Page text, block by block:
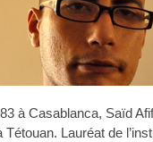
à Casablanca, Saïd
Tétouan. Lauréat de